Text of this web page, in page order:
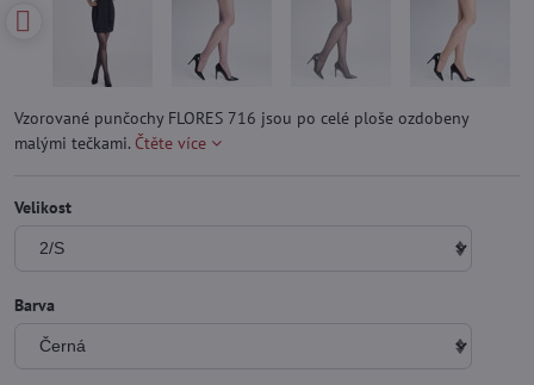
Vzorované punčochy FLORES 716 jsou po celé ploše ozdobeny
malými tečkami. Čtěte více
Velikost
Barva